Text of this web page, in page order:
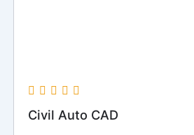
Civil Auto CAD